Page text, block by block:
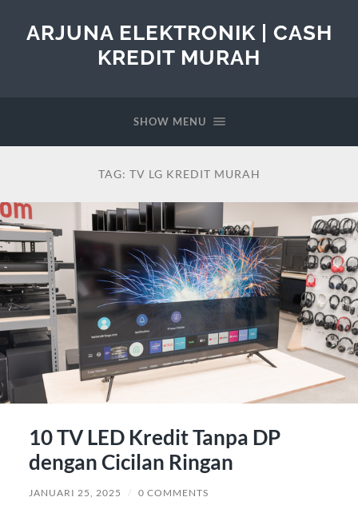
ARJUNA ELEKTRONIK | CASH
KREDIT MURAH
SHOW MENU
TAG: TV LG KREDIT MURAH
10 TV LED Kredit Tanpa DP
dengan Cicilan Ringan
JANUARI 25, 2025 / 0 COMMENTS